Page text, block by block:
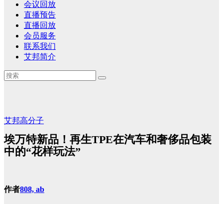
会议回放
直播预告
直播回放
会员服务
联系我们
艾邦简介
艾邦高分子
埃万特新品！再生TPE在汽车和奢侈品包装
中的“花样玩法”
作者808, ab